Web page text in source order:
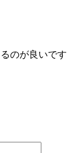
のが良いです